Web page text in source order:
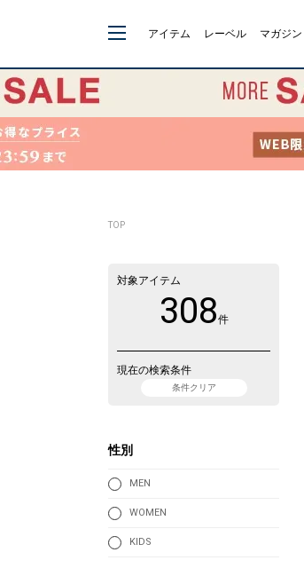
アイテム レーベル マガジン
TOP
対象アイテム
308件
現在の検索条件
条件クリア
性別
MEN
WOMEN
KIDS